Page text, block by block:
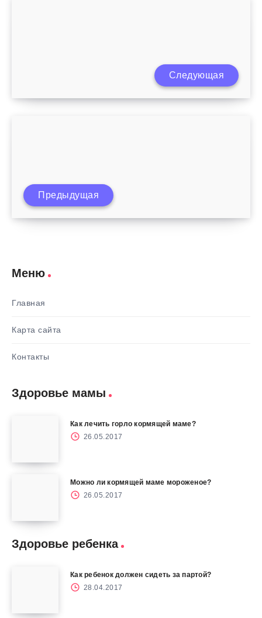
Восстановление цикла после родовСледующая
Беременность как рассчитать дату родов
Предыдущая
Меню
Главная
Карта сайта
Контакты
Здоровье мамы
Как лечить горло кормящей маме?
26.05.2017
Можно ли кормящей маме мороженое?
26.05.2017
Здоровье ребенка
Как ребенок должен сидеть за партой?
28.04.2017